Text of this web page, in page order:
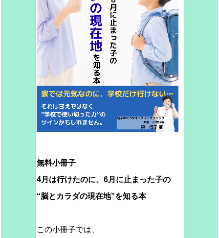
無料小冊子
4月は行けたのに、6月に止まった子の
“脳とカラダの現在地”を知る本
この小冊子では、